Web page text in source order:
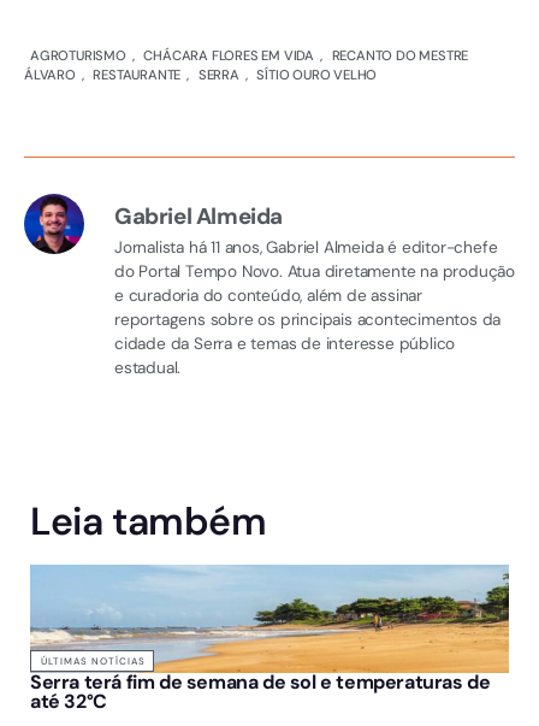
AGROTURISMO , CHÁCARA FLORES EM VIDA , RECANTO DO MESTRE
ÁLVARO , RESTAURANTE , SERRA , SÍTIO OURO VELHO
Gabriel Almeida
Jornalista há 11 anos, Gabriel Almeida é editor-chefe
do Portal Tempo Novo. Atua diretamente na produção
e curadoria do conteúdo, além de assinar
reportagens sobre os principais acontecimentos da
cidade da Serra e temas de interesse público
estadual.
Leia também
ÚLTIMAS NOTÍCIAS
Serra terá fim de semana de sol e temperaturas de
até 32°C